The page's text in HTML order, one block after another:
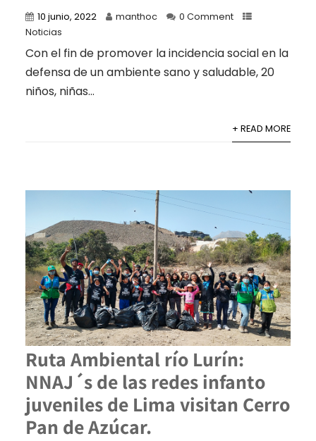
10 junio, 2022 manthoc
0 Comment
Noticias
Con el fin de promover la incidencia social en la
defensa de un ambiente sano y saludable, 20
niños, niñas...
+ READ MORE
Ruta Ambiental río Lurín:
NNAJ´s de las redes infanto
juveniles de Lima visitan Cerro
Pan de Azúcar.